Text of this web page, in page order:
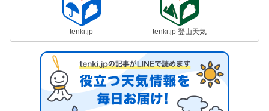
tenki.jp tenki.jp 登山天気